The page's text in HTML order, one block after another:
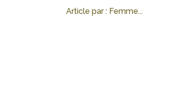
Article par : Femme...